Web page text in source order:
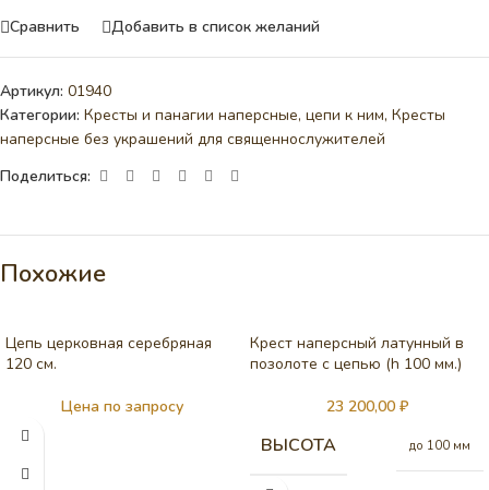
Сравнить Добавить в список желаний
Артикул: 01940
Категории: Кресты и панагии наперсные, цепи к ним, Кресты
наперсные без украшений для священнослужителей
Поделиться:
Похожие
Цепь церковная серебряная
120 см.
Цена по запросу
Крест наперсный латунный в
позолоте с цепью (h 100 мм.)
23 200,00 ₽
ВЫСОТА до 100 мм